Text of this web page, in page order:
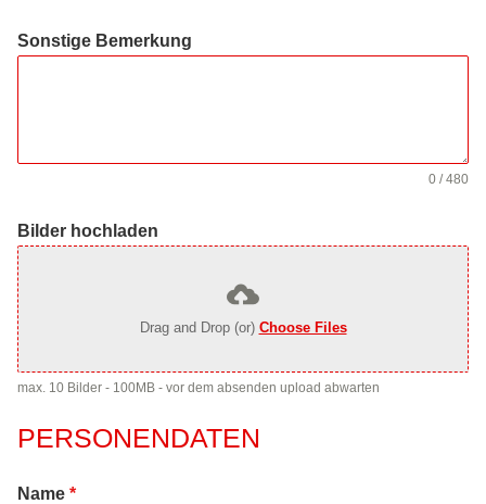
Sonstige Bemerkung
0 / 480
Bilder hochladen
Drag and Drop (or) Choose Files
max. 10 Bilder - 100MB - vor dem absenden upload abwarten
PERSONENDATEN
Name *